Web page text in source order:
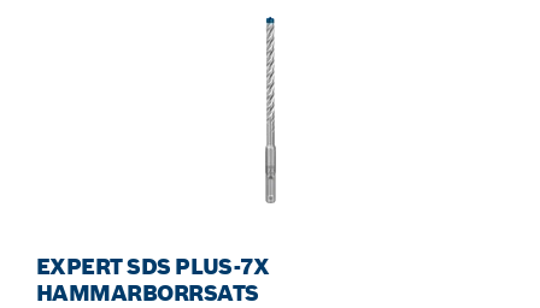
EXPERT SDS PLUS-7X
HAMMARBORRSATS